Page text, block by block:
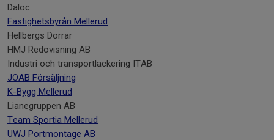
Daloc
Fastighetsbyrån Mellerud
Hellbergs Dörrar
HMJ Redovisning AB
Industri och transportlackering ITAB
JOAB Försäljning
K-Bygg Mellerud
Lianegruppen AB
Team Sportia Mellerud
UWJ Portmontage AB